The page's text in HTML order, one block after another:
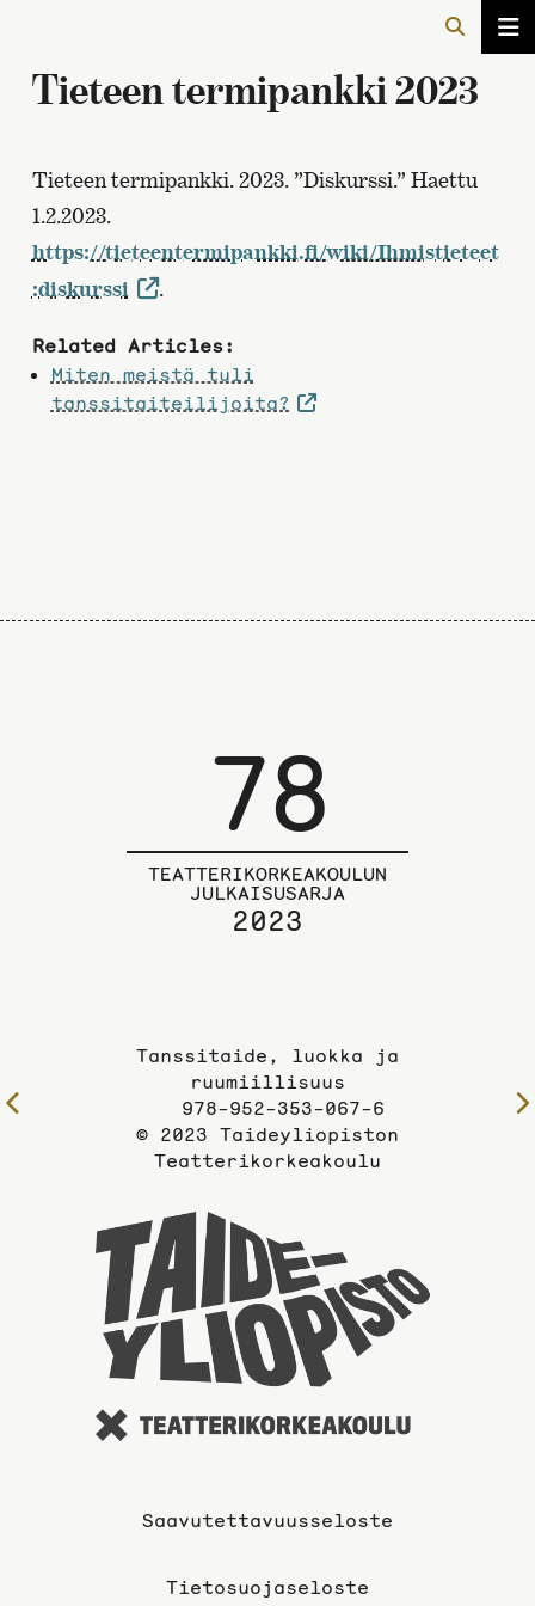
Tieteen termipankki 2023
Tieteen termipankki. 2023. ”Diskurssi.” Haettu
1.2.2023.
https://tieteentermipankki.fi/wiki/Ihmistieteet
:diskurssi
.
Related Articles:
Miten meistä tuli
tanssitaiteilijoita?
78
TEATTERIKORKEAKOULUN
JULKAISUSARJA
2023
Tanssitaide, luokka ja
ruumiillisuus
978-952-353-067-6
© 2023 Taideyliopiston
Teatterikorkeakoulu
Saavutettavuusseloste
Tietosuojaseloste